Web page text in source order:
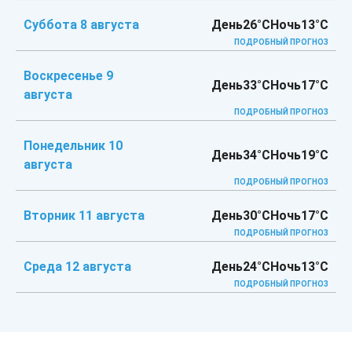
Суббота 8 августа День26°CНочь13°C
ПОДРОБНЫЙ ПРОГНОЗ
Воскресенье 9
августа
День33°CНочь17°C
ПОДРОБНЫЙ ПРОГНОЗ
Понедельник 10
августа
День34°CНочь19°C
ПОДРОБНЫЙ ПРОГНОЗ
Вторник 11 августа День30°CНочь17°C
ПОДРОБНЫЙ ПРОГНОЗ
Среда 12 августа День24°CНочь13°C
ПОДРОБНЫЙ ПРОГНОЗ